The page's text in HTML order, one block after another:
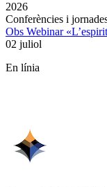
2026
Conferències i
Obs Webinar
02 juliol
En línia